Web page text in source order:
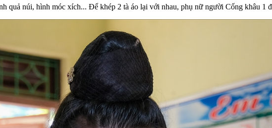
quả núi, hình móc xích... Để khép 2 tà áo lại với nhau, phụ nữ người Cống khâu 1